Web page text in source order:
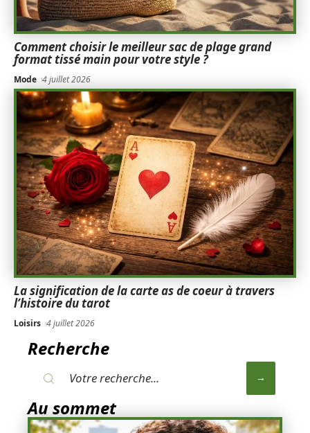
Comment choisir le meilleur sac de plage grand
format tissé main pour votre style ?
Mode 4 juillet 2026
La signification de la carte as de coeur à travers
l’histoire du tarot
Loisirs 4 juillet 2026
Recherche
Au sommet